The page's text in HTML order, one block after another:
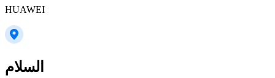
HUAWEI
السلام